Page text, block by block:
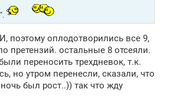
поэтому оплодотворились все 9,
претензий. остальные 8 отсеяли.
переносить трехдневок, т.к.
но утром перенесли, сказали, что
был рост..)) так что жду